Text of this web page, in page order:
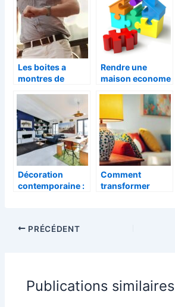
Les boites a
montres de
montres lorsque
vous etes en
deplacement
Rendre une
maison econome
fondamentaux a
retenir
Décoration
contemporaine :
Comment
transformer
PRÉCÉDENT
Publications similaires